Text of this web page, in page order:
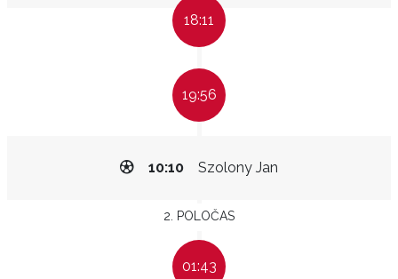
18:11
19:56
Szolony Jan
10:10
2. POLOČAS
01:43